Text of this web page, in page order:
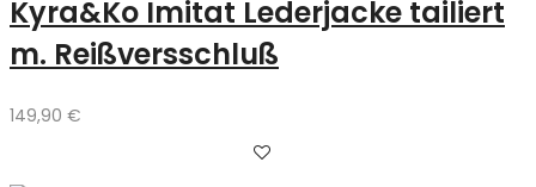
Kyra&Ko Imitat Lederjacke tailiert
m. Reißversschluß
149,90 €